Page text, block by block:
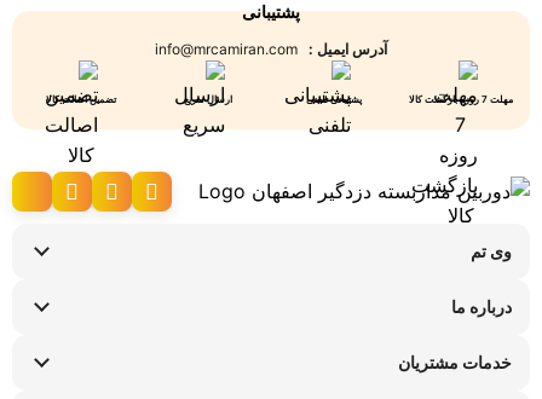
پشتیبانی
آدرس ایمیل :
مهلت 7 روزه بازگشت کالا پشتیبانی تلفنی ارسال سریع تضمین اصالت کالا
وی تم
شرایط عودت کالا
پیگیری سفارش
درباره ما
تماس با ما
خدمات مشتریان